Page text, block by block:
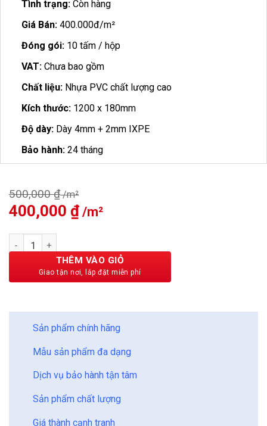
Tình trạng: Còn hàng
Giá Bán: 400.000đ/m²
Đóng gói: 10 tấm / hộp
VAT: Chưa bao gồm
Chất liệu: Nhựa PVC chất lượng cao
Kích thước: 1200 x 180mm
Độ dày: Dày 4mm + 2mm IXPE
Bảo hành: 24 tháng
500,000₫
Giá
gốc
là:
500,000 ₫.
400,000 ₫
400,000 ₫.
Sàn Nhựa Vfloor Standard 4mm VP413 số lượng
THÊM VÀO GIỎ
Sản phẩm chính hãng
Mẫu sản phẩm đa dạng
Dịch vụ bảo hành tận tâm
Sản phẩm chất lượng
Giá thành cạnh tranh